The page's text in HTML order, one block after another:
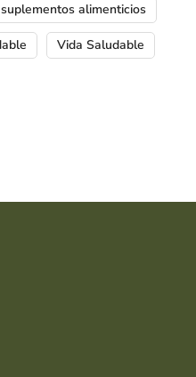
suplementos alimenticios
Vida Saludable